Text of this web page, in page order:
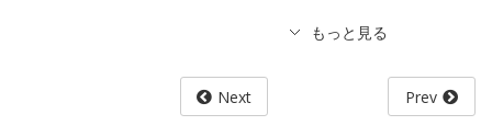
Next Prev